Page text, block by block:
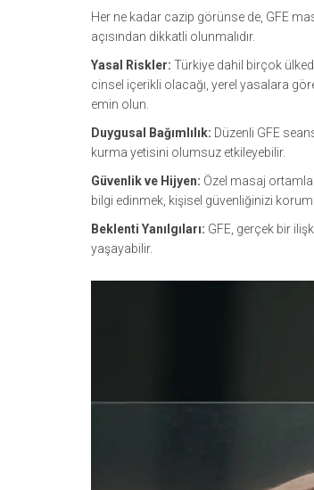
Her ne kadar cazip görünse de, GFE
açısından dikkatli olunmalıdır.
Yasal Riskler: Türkiye dahil birçok
cinsel içerikli olacağı, yerel yasalara
emin olun.
Duygusal Bağımlılık: Düzenli GFE
kurma yetisini olumsuz etkileyebilir.
Güvenlik ve Hijyen: Özel masaj
bilgi edinmek, kişisel güvenliğinizi
Beklenti Yanılgıları: GFE, gerçek bir
yaşayabilir.